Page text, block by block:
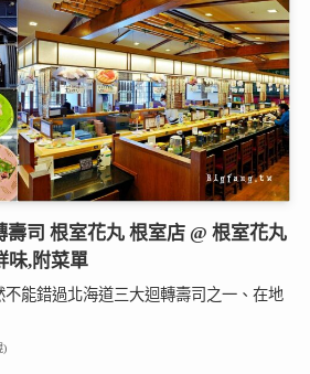
司 根室花丸 根室店 @ 根室花丸
味,附菜單
能錯過北海道三大迴轉壽司之一、在地
)